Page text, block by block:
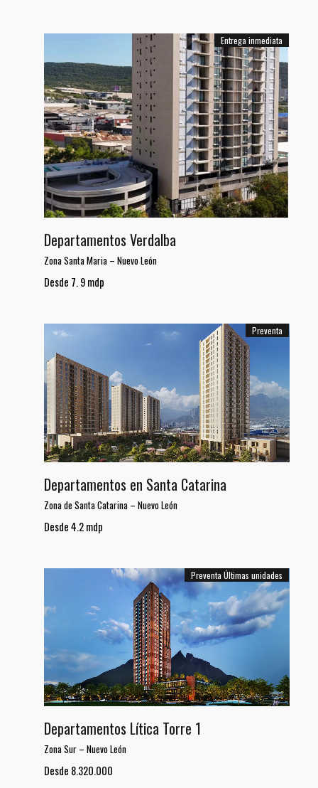
Entrega inmediata
Departamentos Verdalba
Zona Santa Maria – Nuevo León
Desde 7. 9 mdp
Preventa
Departamentos en Santa Catarina
Zona de Santa Catarina – Nuevo León
Desde 4.2 mdp
PreventaÚltimas unidades
Departamentos Lítica Torre 1
Zona Sur – Nuevo León
Desde 8.320.000